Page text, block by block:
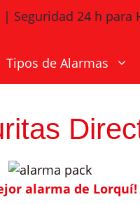
Tipos de Alarmas
alarma de Lorquí!